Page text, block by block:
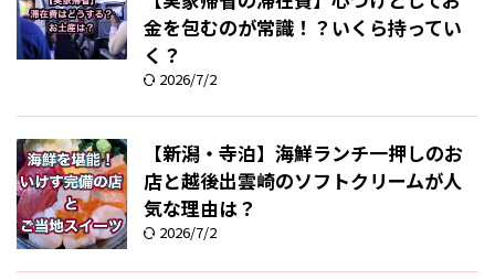
金を包むのが常識！？いくら持ってい
く？
2026/7/2
【新潟・寺泊】海鮮ランチ一押しのお
店と越後出雲崎のソフトクリームが人
気な理由は？
2026/7/2